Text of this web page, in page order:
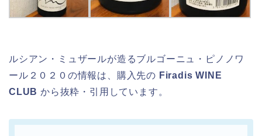
ルシアン・ミュザールが造るブルゴーニュ・ピノノワ
ール２０２０の情報は、購入先の Firadis WINE
CLUB から抜粋・引用しています。